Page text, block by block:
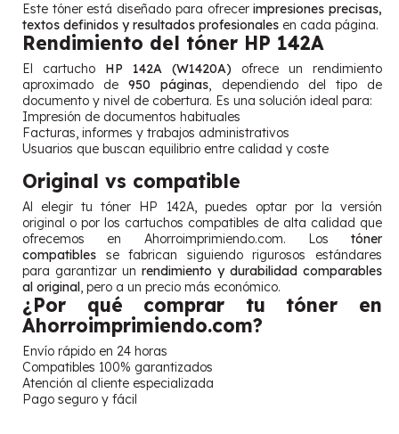
Este tóner está diseñado para ofrecerimpresiones precisas,
textos definidos y resultados profesionales en cada página.
Rendimiento del tóner HP 142A
El cartucho HP 142A (W1420A) ofrece un rendimiento
aproximado de950 páginas , dependiendo del tipo de
documento y nivel de cobertura. Es una solución ideal para:
Impresión de documentos habituales
Facturas, informes y trabajos administrativos
Usuarios que buscan equilibrio entre calidad y coste
Original vs compatible
Al elegir tu tóner HP 142A, puedes optar por la versión
original o por los cartuchos compatibles de alta calidad que
ofrecemos en Ahorroimprimiendo.com. Los tóner
compatibles se fabrican siguiendo rigurosos estándares
para garantizar un rendimiento y durabilidad comparables
al original , pero a un precio más económico.
¿Por qué comprar tu tóner en
Ahorroimprimiendo.com?
Envío rápido en 24 horas
Compatibles 100% garantizados
Atención al cliente especializada
Pago seguro y fácil